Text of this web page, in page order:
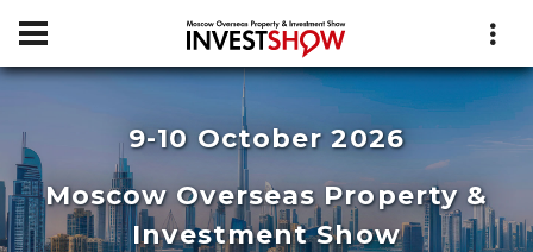
9-10 October 2026
Moscow Overseas Property &
Investment Show